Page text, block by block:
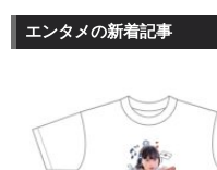
エンタメの新着記事